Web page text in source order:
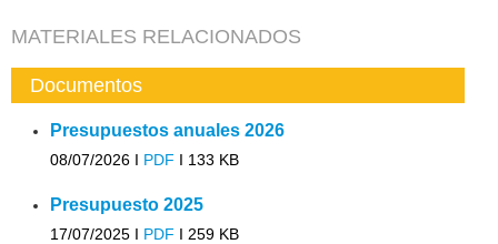
MATERIALES RELACIONADOS
Documentos
Presupuestos anuales 2026
08/07/2026 I PDF I 133 KB
Presupuesto 2025
17/07/2025 I PDF I 259 KB